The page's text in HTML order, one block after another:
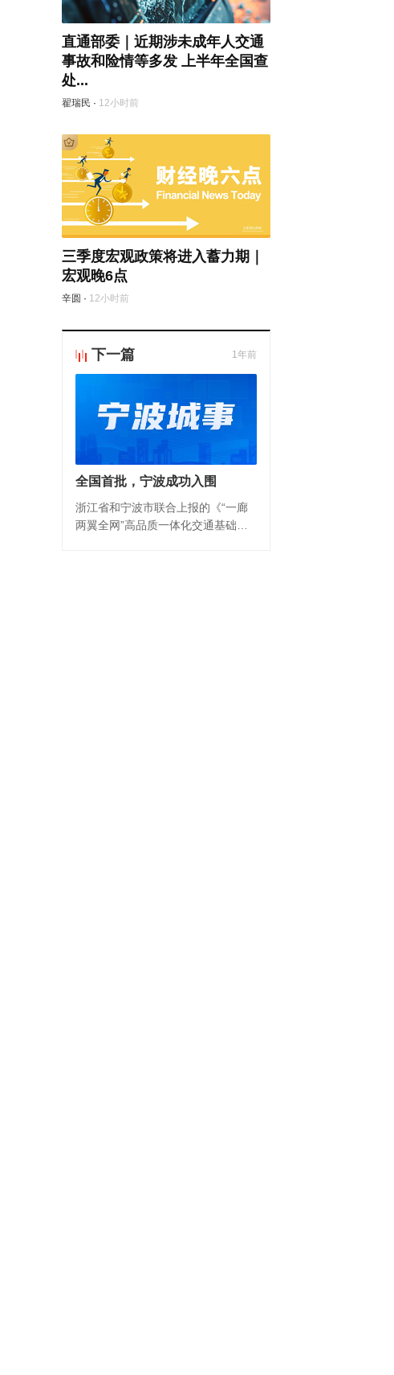
直通部委｜近期涉未成年人交通
事故和险情等多发 上半年全国查
处...
翟瑞民 · 12小时前
三季度宏观政策将进入蓄力期｜
宏观晚6点
辛圆 · 12小时前
下一篇 1年前
全国首批，宁波成功入围
浙江省和宁波市联合上报的《“一廊
两翼全网”高品质一体化交通基础设